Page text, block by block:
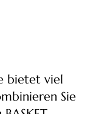
bietet viel
Sie